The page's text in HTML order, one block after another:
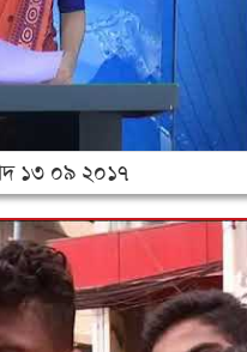
১৩ ০৯ ২০১৭